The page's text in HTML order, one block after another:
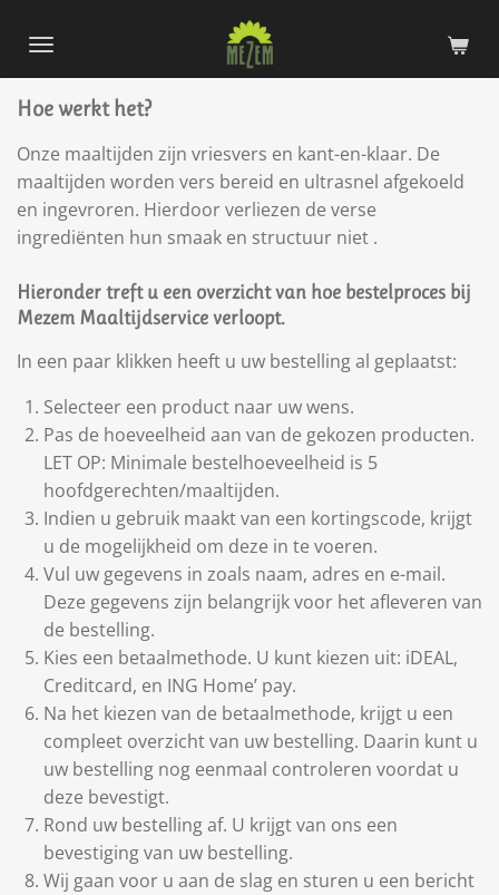
direct
naar
de
Hoe werkt het?
Onze maaltijden zijn vriesvers en kant-en-klaar. De
maaltijden worden vers bereid en ultrasnel afgekoeld
en ingevroren. Hierdoor verliezen de verse
ingrediënten hun smaak en structuur niet .
Hieronder treft u een overzicht van hoe bestelproces bij
Mezem Maaltijdservice verloopt.
In een paar klikken heeft u uw bestelling al geplaatst:
Selecteer een product naar uw wens.
Pas de hoeveelheid aan van de gekozen producten.
LET OP: Minimale bestelhoeveelheid is 5
hoofdgerechten/maaltijden.
Indien u gebruik maakt van een kortingscode, krijgt
u de mogelijkheid om deze in te voeren.
Vul uw gegevens in zoals naam, adres en e-mail.
Deze gegevens zijn belangrijk voor het afleveren van
de bestelling.
Kies een betaalmethode. U kunt kiezen uit: iDEAL,
Creditcard, en ING Home’ pay.
Na het kiezen van de betaalmethode, krijgt u een
compleet overzicht van uw bestelling. Daarin kunt u
uw bestelling nog eenmaal controleren voordat u
deze bevestigt.
Rond uw bestelling af. U krijgt van ons een
bevestiging van uw bestelling.
Wij gaan voor u aan de slag en sturen u een bericht